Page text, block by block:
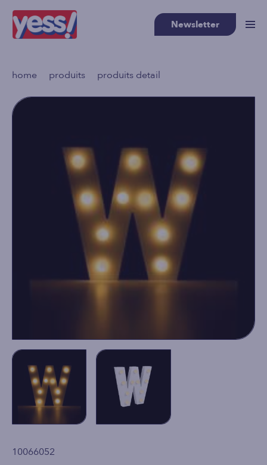
Newsletter
home produits produits detail
10066052